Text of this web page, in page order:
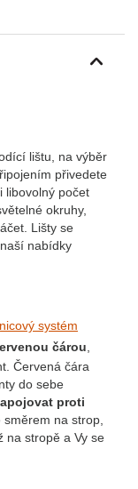
lištu, na výběr
přivedete
libovolný počet
okruhy,
Lišty se
nabídky
systém
čárou
Červená čára
do sebe
proti
směrem na strop,
na stropě a Vy se